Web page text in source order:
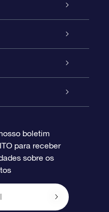
OSR
boletim
para receber
sobre os